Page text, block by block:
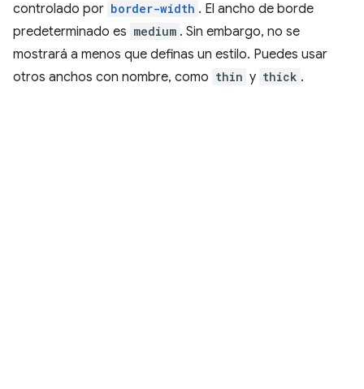
controlado por border-width . El ancho de borde
predeterminado es medium . Sin embargo, no se
mostrará a menos que definas un estilo. Puedes usar
otros anchos con nombre, como thin y thick .